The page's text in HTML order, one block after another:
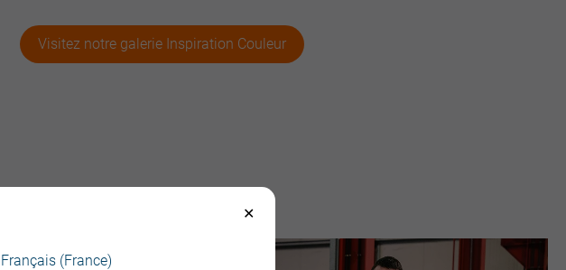
Français (France)
Visitez notre galerie Inspiration Couleur